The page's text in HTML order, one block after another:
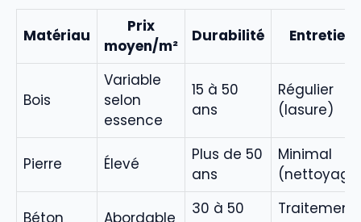
Matériau
Prix
moyen/m²
Durabilité Entretien
Bois
Variable
selon
essence
15 à 50
ans
Régulier
(lasure)
Pierre Élevé
Plus de 50
ans
Minimal
Béton Abordable
30 à 50
Traitement